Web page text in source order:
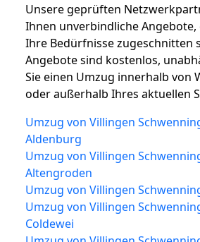
Unsere geprüften
Ihnen unverbindliche Angebote,
Ihre Bedürfnisse zugeschnitten
Angebote sind kostenlos,
Sie einen Umzug innerhalb von
oder außerhalb Ihres aktuellen
Umzug von Villingen
Aldenburg
Umzug von Villingen
Altengroden
Umzug von Villingen
Umzug von Villingen
Coldewei